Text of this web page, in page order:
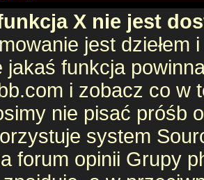
X nie jest
jest dziełem
jakaś funkcja
i zobacz co w
nie pisać próśb
system
forum opinii Grupy